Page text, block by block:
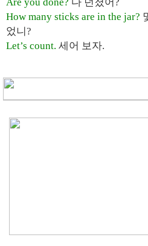
How many sticks are in the jar?
었니?
Let’s count. 세어 보자.